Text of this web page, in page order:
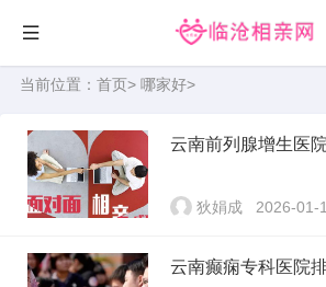
当前位置： 首页> 哪家好>
云南前列腺增生医
狄娟成 2026-01-
云南癫痫专科医院